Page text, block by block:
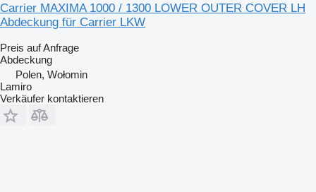
Carrier MAXIMA 1000 / 1300 LOWER OUTER COVER LH
Abdeckung für Carrier LKW
Preis auf Anfrage
Abdeckung
Polen, Wołomin
Lamiro
Verkäufer kontaktieren